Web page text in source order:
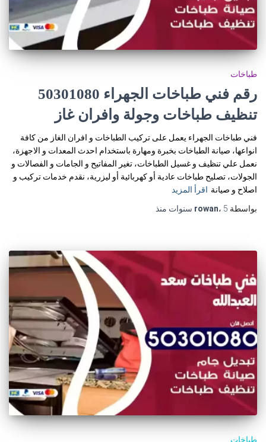
طباخات
رقم فني طباخات الجهراء 50301080
تنظيف طباخات وجولة وافران غاز
فني طباخات الجهراء يعمل على تركيب الطباخات و افران الغاز من كافة
انواعها، صيانة الطباخات بخبرة ومهارة باستخدام احدث المعدات و الاجهزة،
نعمل علي تنظيف و غسيل الطباخات، تغير المفاتيح و الجامات و الفصالات و
الجولات، تصليح طباخات عادية أو كهربائية أو ليزرية، نقدم خدمات تركيب و
اصلاح و صيانة اقرأ المزيد
بواسطة
rowan، 5 سنوات منذ
طباخات